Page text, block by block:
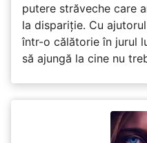
putere străveche care
la dispariție. Cu
într-o călătorie în jurul
să ajungă la cine nu